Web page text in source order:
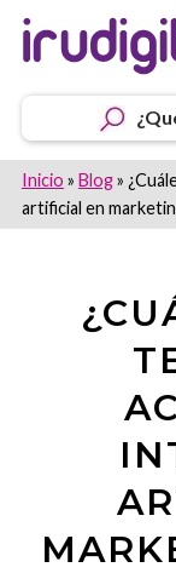
Inicio » Blog»
artificial en